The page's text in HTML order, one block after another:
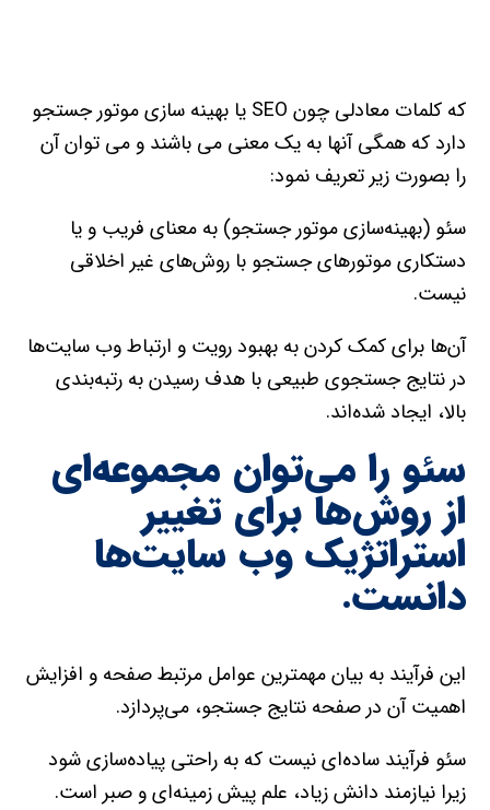
که کلمات معادلی چون SEO یا بهینه سازی موتور جستجو
دارد که همگی آنها به یک معنی می باشند و می توان آن
را بصورت زیر تعریف نمود:
سئو (بهينه‌سازي موتور جستجو) به معناي فريب و يا
دستکاري موتور‌هاي جستجو با روش‌هاي غير اخلاقي
نيست.
آن‌ها براي کمک کردن به بهبود رويت و ارتباط وب سايت‌ها
در نتايج جستجوي طبيعي با هدف رسيدن به رتبه‌بندي
بالا، ايجاد شده‌اند.
سئو را مي‌توان مجموعه‌اي
از روش‌ها براي تغيير
استراتژيک وب سايت‌ها
دانست.
اين فرآيند به بيان مهمترين عوامل مرتبط صفحه و افزايش
اهميت آن در صفحه نتايج جستجو، مي‌پردازد.
سئو فرآيند ساده‌اي نيست که به راحتي پياده‌سازي شود
زيرا نيازمند دانش زياد، علم پيش زمينه‌اي و صبر است.